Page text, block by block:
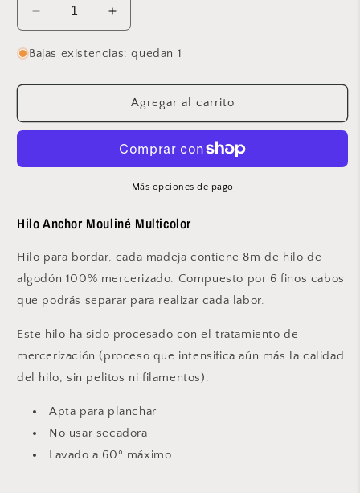
Reducir
cantidad
para
-
Multicolor
Aumentar
cantidad
para
-
Mouliné
Multicolor
1301
Bajas existencias: quedan 1
Agregar al carrito
Más opciones de pago
Hilo Anchor Mouliné Multicolor
Hilo para bordar, cada madeja contiene 8m de hilo de
algodón 100% mercerizado. Compuesto por 6 finos cabos
que podrás separar para realizar cada labor.
Este hilo ha sido procesado con el tratamiento de
mercerización (proceso que intensifica aún más la calidad
del hilo, sin pelitos ni filamentos).
Apta para planchar
No usar secadora
Lavado a 60º máximo